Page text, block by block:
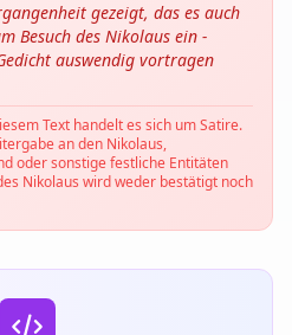
gezeigt, das es auch
Besuch des Nikolaus ein -
auswendig vortragen
Text handelt es sich um Satire.
an den Nikolaus,
oder sonstige festliche Entitäten
Nikolaus wird weder bestätigt noch